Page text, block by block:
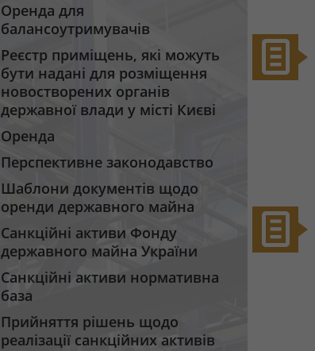
Оренда для
балансоутримувачів
Реєстр приміщень, які можуть
бути надані для розміщення
новостворених органів
державної влади у місті Києві
Оренда
Перспективне законодавство
Шаблони документів щодо
оренди державного майна
Санкційні активи Фонду
державного майна України
Санкційні активи нормативна
база
Прийняття рішень щодо
реалізації санкційних активів